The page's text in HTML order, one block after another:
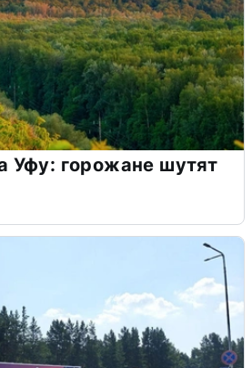
Уфу: горожане шутят